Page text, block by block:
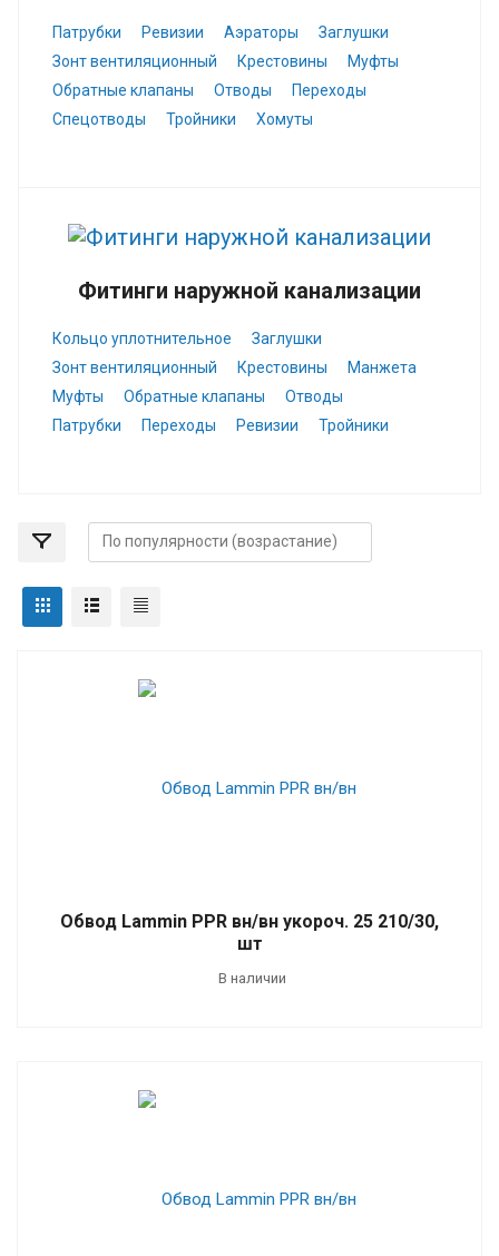
Патрубки Ревизии Аэраторы
Заглушки
Зонт вентиляционный
Крестовины
Муфты
Обратные клапаны
Отводы
Переходы
Спецотводы
Тройники Хомуты
Фитинги наружной канализации
Кольцо уплотнительное
Заглушки
Зонт вентиляционный
Крестовины
Манжета
Муфты
Обратные клапаны
Отводы
Патрубки
Переходы Ревизии Тройники
Обвод Lammin PPR вн/вн укороч. 25 210/30,
шт
В наличии